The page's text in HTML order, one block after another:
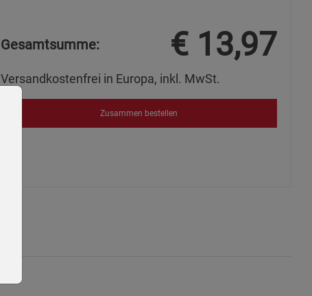
Gesamtsumme: € 13,97
Versandkostenfrei in Europa, inkl. MwSt.
Zusammen bestellen